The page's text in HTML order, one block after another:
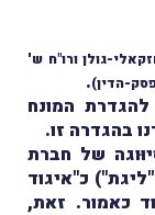
גולן ורו"ח ש'
הדין)
.
המונח
בהגדרה זו.
של חברת
כ"איגוד
כאמור. זאת,